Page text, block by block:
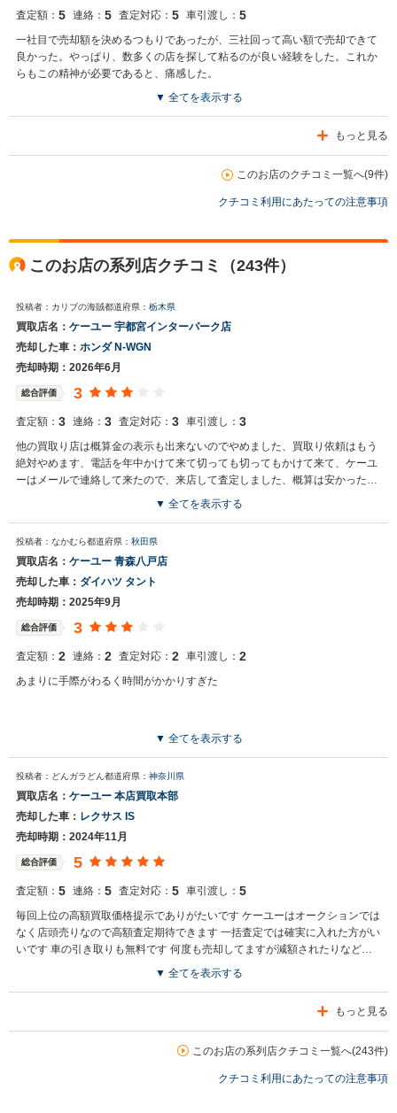
査定額： 5 連絡： 5 査定対応： 5 車引渡し： 5
一社目で売却額を決めるつもりであったが、三社回って高い額で売却できて
良かった。やっぱり、数多くの店を探して粘るのが良い経験をした。これか
らもこの精神が必要であると、痛感した。
▼ 全てを表示する
もっと見る
このお店のクチコミ一覧へ(9件)
クチコミ利用にあたっての注意事項
このお店の系列店クチコミ（243件）
投稿者：カリブの海賊都道府県： 栃木県
買取店名： ケーユー 宇都宮インターパーク店
売却した車： ホンダ N-WGN
売却時期：2026年6月
総合評価 3
査定額： 3 連絡： 3 査定対応： 3 車引渡し： 3
他の買取り店は概算金の表示も出来ないのでやめました、買取り依頼はもう
絶対やめます、電話を年中かけて来て切っても切ってもかけて来て、ケーユ
ーはメールで連絡して来たので、来店して査定しました、概算は安かったで
▼ 全てを表示する
投稿者：なかむら都道府県： 秋田県
買取店名： ケーユー 青森八戸店
売却した車： ダイハツ タント
売却時期：2025年9月
総合評価 3
査定額： 2 連絡： 2 査定対応： 2 車引渡し： 2
あまりに手際がわるく時間がかかりすぎた
▼ 全てを表示する
投稿者：どんガラどん都道府県： 神奈川県
買取店名： ケーユー 本店買取本部
売却した車： レクサス IS
売却時期：2024年11月
総合評価 5
査定額： 5 連絡： 5 査定対応： 5 車引渡し： 5
毎回上位の高額買取価格提示でありがたいです ケーユーはオークションでは
なく店頭売りなので高額査定期待できます 一括査定では確実に入れた方がい
いです 車の引き取りも無料です 何度も売却してますが減額されたりなども
▼ 全てを表示する
もっと見る
このお店の系列店クチコミ一覧へ(243件)
クチコミ利用にあたっての注意事項